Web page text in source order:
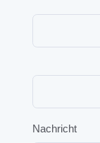
Nachricht